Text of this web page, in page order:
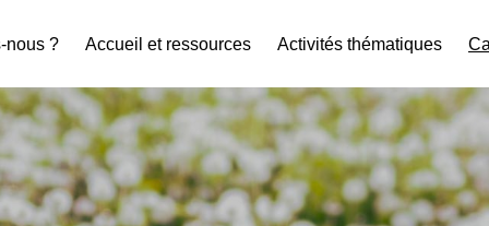
nous ? Accueil et ressources Activités thématiques